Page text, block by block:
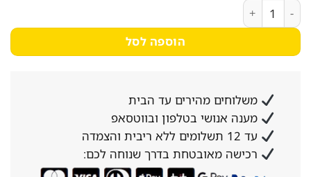
כמות של סיר אלומניום 32 ס"מ נמוך
הוספה לסל
משלוחים מהירים עד הבית
מענה אנושי בטלפון ובווטסאפ
עד 12 תשלומים ללא ריבית והצמדה
רכישה מאובטחת בדרך שנוחה לכם: